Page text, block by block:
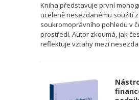
Kniha představuje první
uceleně nesezdanému soužití
soukromoprávního pohledu v
prostředí. Autor zkoumá, jak
reflektuje vztahy mezi